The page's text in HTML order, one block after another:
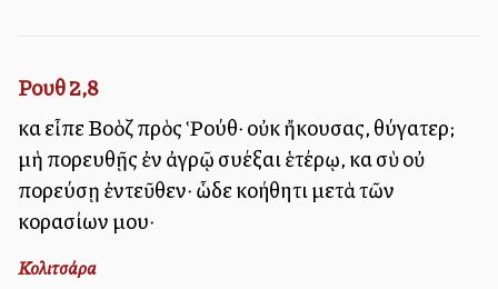
Ρουθ 2,8
καὶ εἶπε Βοὸζ πρὸς Ῥούθ· οὐκ ἤκουσας, θύγατερ;
μὴ πορευθῇς ἐν ἀγρῷ συλλέξαι ἑτέρῳ, καὶ σὺ οὐ
πορεύσῃ ἐντεῦθεν· ὧδε κολλήθητι μετὰ τῶν
κορασίων μου·
Κολιτσάρα